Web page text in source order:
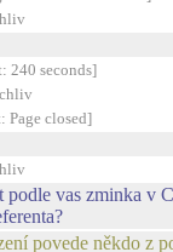
240 seconds]
Page closed]
vas zminka v
povede někdo z